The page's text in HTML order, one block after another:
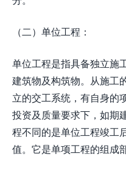
（二）单位工程：
单位工程是指具备独立施
建筑物及构筑物。从施工
立的交工系统，有自身的
投资及质量要求下，如期
程不同的是单位工程竣工
值。它是单项工程的组成部